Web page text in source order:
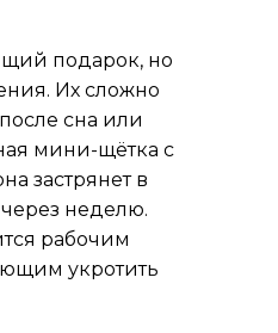
подарок, но
Их сложно
сна или
мини-щётка с
застрянет в
неделю.
рабочим
укротить